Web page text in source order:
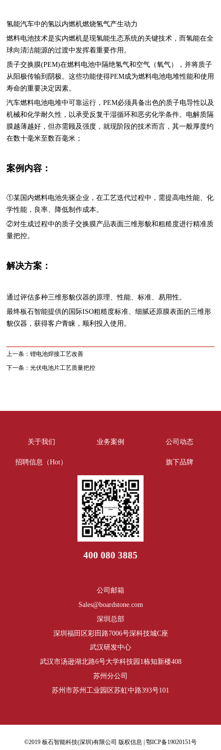
氢能汽车中的氢以内燃机燃烧氢气产生动力
燃料电池技术是实内燃机是现氢能生态系统的关键技术，而氢能在全
球向清洁能源的过渡中发挥着重要作用。
质子交换膜(PEM)在燃料电池中隔绝氢气和空气（氧气），并将质子
从阳极传输到阴极。这些功能使得PEM成为燃料电池电堆性能和使用
寿命的重要决定因素。
汽车燃料电池电堆中可靠运行，PEM必须具备出色的质子电导性以及
机械和化学耐久性，以承受反复干湿循环和恶劣化学条件。电解质隔
膜越薄越好，但亦需顾及强度，就现阶段的技术而言，其一般厚度约
在数十毫米至数百毫米；
案例内容：
①某国内燃料电池先驱企业，在工艺迭代过程中，需提高电性能、化
学性能，良率、降低制作成本。
②对生成过程中的质子交换膜产品表面三维形貌和粗糙度进行精准质
量把控。
解决方案：
通过评估多种三维形貌仪器的原理、性能、标准、易用性。
最终板石智能提供的国际ISO粗糙度标准、细腻还原膜表面的三维形
貌仪器，获得客户青睐，顺利投入使用。
上一条：锂电池焊接工艺改善
下一条：光伏电池片工艺质量把控
关于我们 业务案例 公司动态
招聘信息（Hot） 旗下品牌
400 080 3885
公司邮箱
Sales@boardstone.com
深圳总部
深圳福田区彩田路7006号深科技城C座
武汉研发中心
武汉市汤逊湖北路6号大学科技园1栋知新楼408
苏州分公司
苏州市苏州工业园区苏虹中路393号101
©2019 板石智能科技(深圳)有限公司 版权信息 | 鄂ICP备19020151号